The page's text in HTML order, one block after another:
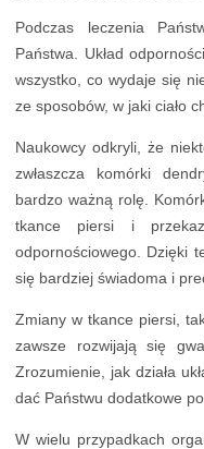
Podczas leczenia
Państwa. Układ
wszystko, co wydaje się
ze sposobów, w jaki ciało
Naukowcy odkryli, że
zwłaszcza komórki
bardzo ważną rolę.
tkance piersi i
odpornościowego. Dzięki
się bardziej świadoma i
Zmiany w tkance piersi,
zawsze rozwijają się
Zrozumienie, jak działa
dać Państwu dodatkowe
W wielu przypadkach